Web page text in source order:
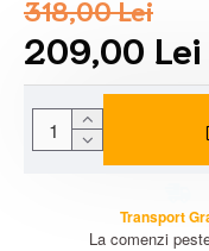
209,00 Lei
318,00 Lei
Transport
La comenzi